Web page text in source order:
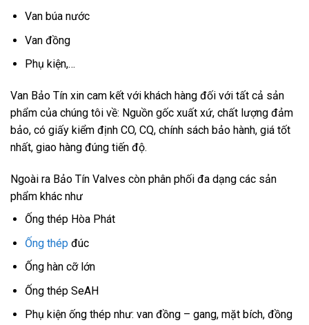
Van búa nước
Van đồng
Phụ kiện,…
Van Bảo Tín xin cam kết với khách hàng đối với tất cả sản
phẩm của chúng tôi về: Nguồn gốc xuất xứ, chất lượng đảm
bảo, có giấy kiểm định CO, CQ, chính sách bảo hành, giá tốt
nhất, giao hàng đúng tiến độ.
Ngoài ra Bảo Tín Valves còn phân phối đa dạng các sản
phẩm khác như
Ống thép Hòa Phát
Ống thép đúc
Ống hàn cỡ lớn
Ống thép SeAH
Phụ kiện ống thép như: van đồng – gang, mặt bích, đồng